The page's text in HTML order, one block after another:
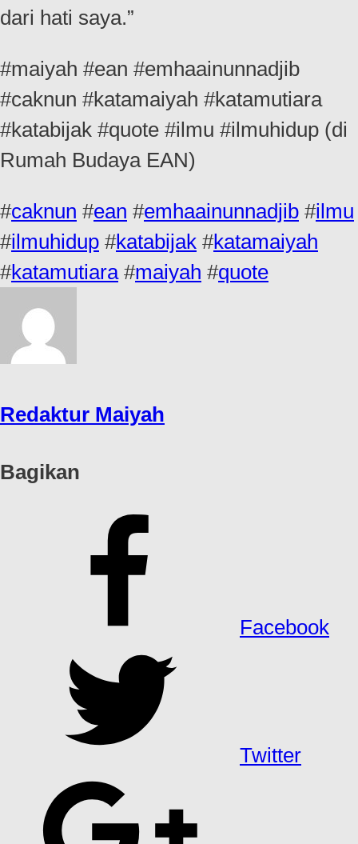
dari hati saya.”
#maiyah #ean #emhaainunnadjib
#caknun #katamaiyah #katamutiara
#katabijak #quote #ilmu #ilmuhidup (di
Rumah Budaya EAN)
#caknun #ean #emhaainunnadjib #ilmu
#ilmuhidup #katabijak #katamaiyah
#katamutiara #maiyah #quote
Redaktur Maiyah
Bagikan
Facebook
Twitter